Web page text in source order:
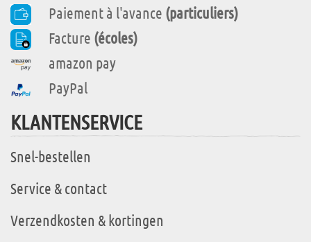
Paiement à l'avance (particuliers)
Facture (écoles)
amazon pay
PayPal
KLANTENSERVICE
Snel-bestellen
Service & contact
Verzendkosten & kortingen